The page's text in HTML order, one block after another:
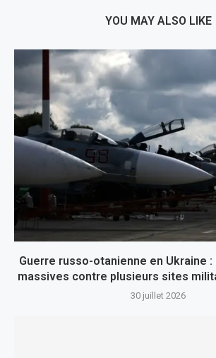
YOU MAY ALSO LIKE
Guerre russo-otanienne en Ukraine
massives contre plusieurs sites
30 juillet 2026